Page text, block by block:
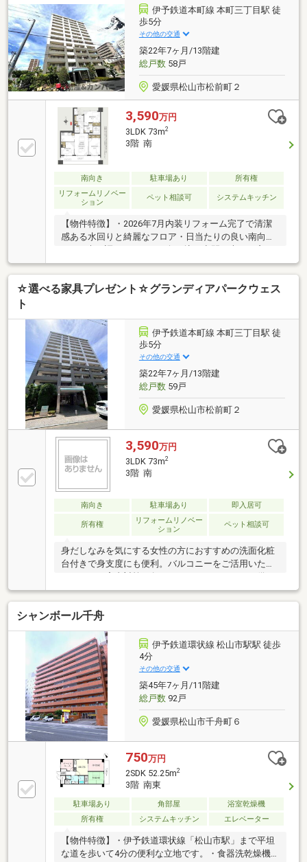
物件となっており、駅より徒歩8分に立地していま
す。13.44㎡の広さのバルコニー付き物件です。
伊予鉄道本町線 本町三丁目駅 徒
歩5分
その他の交通
築22年7ヶ月/13階建
総戸数58戸
愛媛県松山市松前町２
3,590万円
3LDK 73m2
3階 南
南向き 駐車場あり
所有権
リフォームリノベー
ション
ペット相談可 システムキッチン
【物件特徴】・2026年7月内装リフォーム完了で清潔
感ある水回りと綺麗なフロア・日当たりの良い南向き
ら光が差し込むバルコニーで洗濯物も心地よく乾きそ
う・伊予鉄道本町線本町三丁目駅まで徒歩5分で移動
もスムーズ・ローソン松山味酒町店まで徒歩3分でち
☆選べる家具プレゼント☆グランディアパークウェス
ト
伊予鉄道本町線 本町三丁目駅 徒
歩5分
その他の交通
築22年7ヶ月/13階建
総戸数59戸
愛媛県松山市松前町２
3,590万円
3LDK 73m2
3階 南
南向き 駐車場あり 即入居可
所有権
リフォームリノベー
ション
ペット相談可
身だしなみを気にする女性の方におすすめの洗面化粧
台付きで身支度にも便利。バルコニーをご活用いただ
ています。立地条件の良い中古マンションは生活の質
を高めてくれます。駅徒歩5分というアクセスの良さ
が魅力的な物件です。この物件は13階建てとなってお
り、見晴らしもいいです。お客様を向かい入れる時に
役立つのがこちらの玄関収納です。
シャンボール千舟
伊予鉄道環状線 松山市駅駅 徒歩
4分
その他の交通
築45年7ヶ月/11階建
総戸数92戸
愛媛県松山市千舟町６
750万円
2SDK 52.25m2
3階 南東
駐車場あり 角部屋
浴室乾燥機
所有権
システムキッチン エレベーター
【物件特徴】・伊予鉄道環状線「松山市駅」まで平坦
な道を歩いて4分の便利な立地です。・食器洗乾燥機